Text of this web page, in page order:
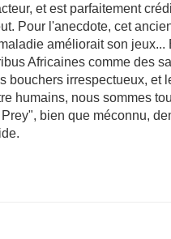
et est parfaitement
Pour l'anecdote, cet
améliorait son jeux...
Africaines comme des
bouchers irrespectueux, et
humains, nous sommes
bien que méconnu,